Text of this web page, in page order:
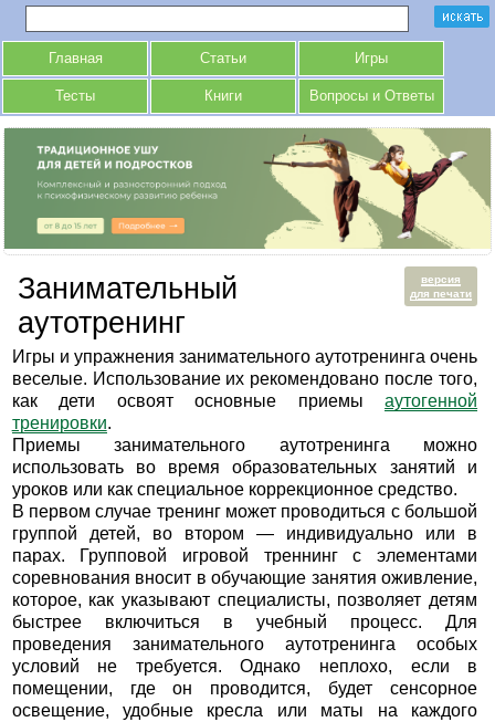
Главная Статьи Игры
Тесты Книги Вопросы и Ответы
версия
для печати
Занимательный
аутотренинг
Игры и упражнения занимательного аутотренинга очень
веселые. Использование их рекомендовано после того,
как дети освоят основные приемыаутогенной
тренировки.
Приемы занимательного аутотренинга можно
использовать во время образовательных занятий и
уроков или как специальное коррекционное средство.
В первом случае тренинг может проводиться с большой
группой детей, во втором — индивидуально или в
парах. Групповой игровой треннинг с элементами
соревнования вносит в обучающие занятия оживление,
которое, как указывают специалисты, позволяет детям
быстрее включиться в учебный процесс. Для
проведения занимательного аутотренинга особых
условий не требуется. Однако неплохо, если в
помещении, где он проводится, будет сенсорное
освещение, удобные кресла или маты на каждого